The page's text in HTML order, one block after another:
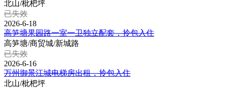
北山/枇杷坪
已失效
2026-6-18
高笋塘果园路一室一卫独立配套，拎包入住
高笋塘/商贸城/新城路
已失效
2026-6-16
万州御景江城电梯房出租，拎包入住
北山/枇杷坪